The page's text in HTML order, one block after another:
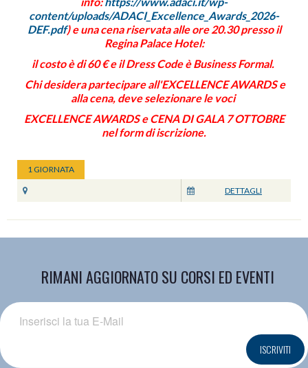
content/uploads/ADACI_Excellence_Awards_2026-
DEF.pdf) e una cena riservata alle ore 20.30 presso il
Regina Palace Hotel:
il costo è di60 € e il Dress Code è Business Formal.
Chi desidera partecipare all'EXCELLENCE AWARDS e
alla cena, deve selezionare le voci
EXCELLENCE AWARDS e CENA DI GALA 7 OTTOBRE
nel form di iscrizione.
1 GIORNATA
DETTAGLI
RIMANI AGGIORNATO SU CORSI ED EVENTI
ISCRIVITI